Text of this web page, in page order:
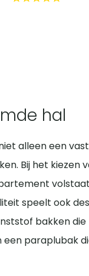
hal
alleen een
Bij het kiezen
speelt ook
bakken
paraplubak